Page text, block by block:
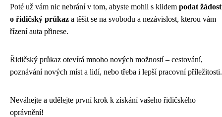
Poté už vám nic nebrání v tom, abyste mohli s klidem podat žádost
o řidičský průkaz a těšit se na svobodu a nezávislost, kterou vám
řízení auta přinese.
Řidičský průkaz otevírá mnoho nových možností – cestování,
poznávání nových míst a lidí, nebo třeba i lepší pracovní příležitosti.
Neváhejte a udělejte první krok k získání vašeho řidičského
oprávnění!